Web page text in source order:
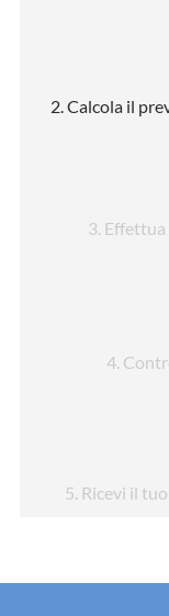
2 . Calcola il
3.
4.
5. Ricevi il